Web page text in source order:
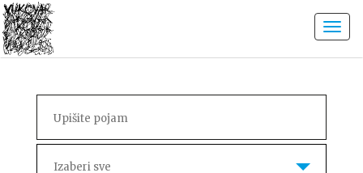
Izaberi sve